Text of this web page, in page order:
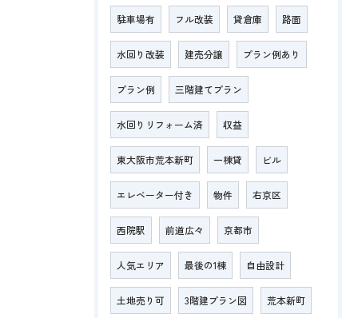
駐車場有 フル改装 貸倉庫 路面
水回り改装 建売分譲 プラン例あり
プラン例 三階建てプラン
水回りリフォーム済 収益
東大阪市荒本新町 一棟貸 ビル
エレベーター付き 物件 右京区
西院駅 前道広々 京都市
人気エリア 最後の1棟 自由設計
土地売り可 3階建プラン図 荒本新町